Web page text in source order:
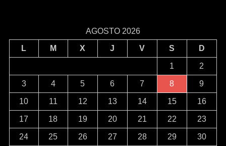
AGOSTO 2026
L
M X J V S D
1 2
3 4 5 6 7 8 9
10 11 12 13 14 15 16
17 18 19 20 21 22 23
24 25 26 27 28 29 30